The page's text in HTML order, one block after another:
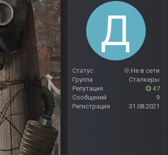
Статус
Не в сети
Группа
Сталкеры
Репутация
47
Сообщений
9
Регистрация
31.08.2021